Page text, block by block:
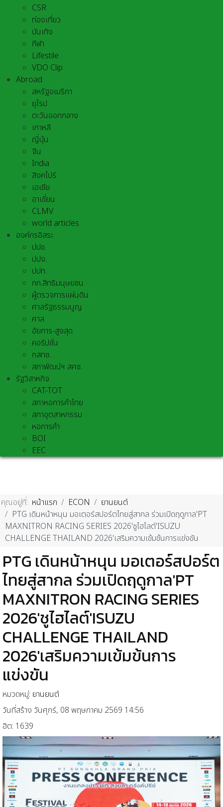
CSR
ท่องเที่ยว
บันเทิง
กีฬา
Lifestile
VDO Clip
Abroad
สหรัฐอเมริกา
ยุโรป
ตะวันออกกลาง
เกาหลี
ญี่ปุ่น
จีน
India
สิงคโปร์
เอเชีย
อาเชี่ยน
CLMV
world articles
องค์กรอิสระ
ปปช.
ปปง.
ปปท.
กก.สิทธิมนุษยชน
ผู้ตรวจการแผ่นดิน
ศาลรัฐธรรมนูญ
ศาล
อัยการ-สูงสุด
คอรัปชั่น
กสทช.
สภาพัฒน์ฯ สศช.
รัฐวิสาหกิจ
CAT-TOT
สภาหอการค้าไทย
สภาอุตสาหกรรม
หอการค้า
BOI
EEC
คุณอยู่ที่: หน้าแรก ECON
ยานยนต์
PTG เดินหน้าหนุน มอเตอร์สปอร์ตไทยสู่สากล ร่วมเปิดฤดูกาล'PT
MAXNITRON RACING SERIES 2026'ชูไฮไลต์'ISUZU
CHALLENGE THAILAND 2026'เสริมความเข้มข้นการแข่งขัน
PTG เดินหน้าหนุน มอเตอร์สปอร์ต
ไทยสู่สากล ร่วมเปิดฤดูกาล'PT
MAXNITRON RACING SERIES
2026'ชูไฮไลต์'ISUZU
CHALLENGE THAILAND
2026'เสริมความเข้มข้นการ
แข่งขัน
หมวดหมู่: ยานยนต์
วันที่สร้าง วันศุกร์, 08 พฤษภาคม 2569 14:56
ฮิต: 1639